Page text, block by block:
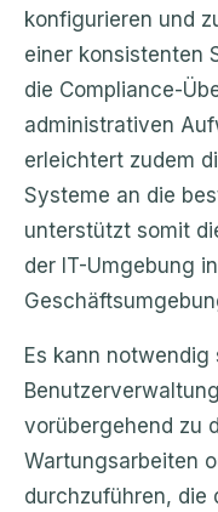
konfigurieren und
einer konsistenten
die Compliance-
administrativen
erleichtert zudem
Systeme an die
unterstützt somit
der IT-Umgebung
Es kann
vorübergehend zu
Wartungsarbeiten
durchzuführen, die